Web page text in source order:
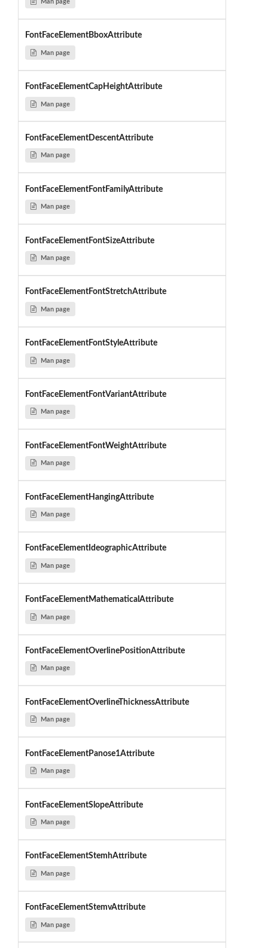
Man page
FontFaceElementBboxAttribute
Man page
FontFaceElementCapHeightAttribute
Man page
FontFaceElementDescentAttribute
Man page
FontFaceElementFontFamilyAttribute
Man page
FontFaceElementFontSizeAttribute
Man page
FontFaceElementFontStretchAttribute
Man page
FontFaceElementFontStyleAttribute
Man page
FontFaceElementFontVariantAttribute
Man page
FontFaceElementFontWeightAttribute
Man page
FontFaceElementHangingAttribute
Man page
FontFaceElementIdeographicAttribute
Man page
FontFaceElementMathematicalAttribute
Man page
FontFaceElementOverlinePositionAttribute
Man page
FontFaceElementOverlineThicknessAttribute
Man page
FontFaceElementPanose1Attribute
Man page
FontFaceElementSlopeAttribute
Man page
FontFaceElementStemhAttribute
Man page
FontFaceElementStemvAttribute
Man page